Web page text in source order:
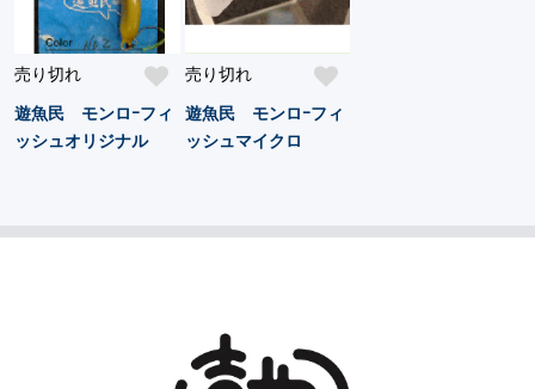
売り切れ
遊魚民 モンロｰフィ
ッシュオリジナル
売り切れ
遊魚民 モンロｰフィ
ッシュマイクロ